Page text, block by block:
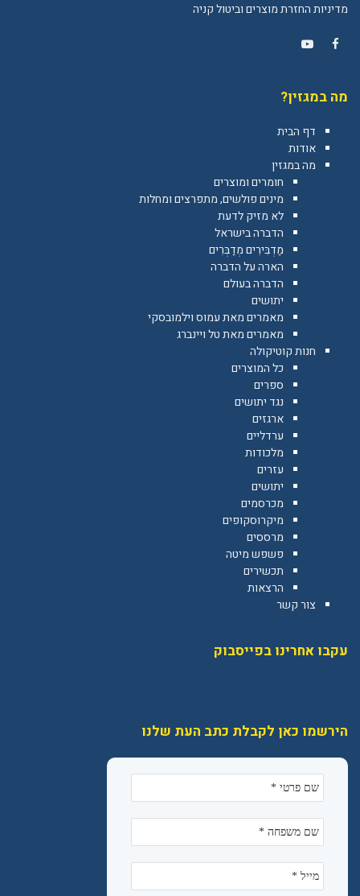
מדיניות החזרת מוצרים וביטול קניה
מה במגזין?
דף הבית
אודות
מה במגזין
חומרים ומוצרים
מינים פולשים, מתפרצים ומחלות
לא מזיק לדעת
הדברה בישראל
מַדְבִּירִים מְדַבְּרִים
הארה על הדברה
הדברה בעולם
יתושים
מאמרים מאת עמוס וילמובסקי
מאמרים מאת טל ויינברג
חנות קוטיקולה
כל המוצרים
ספרים
נגד יתושים
ארגזים
ערדליים
מלכודות
עזרים
יתושים
מכרסמים
מיקרוסקופים
מרססים
פשפש מיטה
תכשירים
הרצאות
צור קשר
עקבו אחרינו בפייסבוק
הירשמו כאן לקבלת כתב העת שלנו